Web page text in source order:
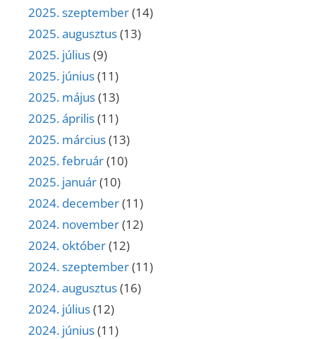
2025. szeptember(14)
2025. augusztus(13)
2025. július(9)
2025. június(11)
2025. május(13)
2025. április(11)
2025. március(13)
2025. február(10)
2025. január(10)
2024. december(11)
2024. november(12)
2024. október(12)
2024. szeptember(11)
2024. augusztus(16)
2024. július(12)
2024. június(11)